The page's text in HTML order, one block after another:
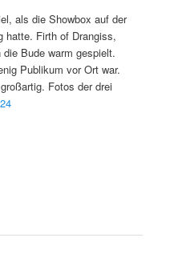
als die Showbox auf der
hatte. Firth of Drangiss,
Bude warm gespielt.
Publikum vor Ort war.
Fotos der drei